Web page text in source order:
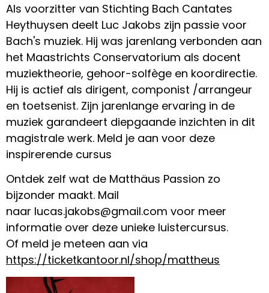
Als voorzitter van Stichting Bach Cantates
Heythuysen deelt Luc Jakobs zijn passie voor
Bach's muziek. Hij was jarenlang verbonden aan
het Maastrichts Conservatorium als docent
muziektheorie, gehoor-solfège en koordirectie.
Hij is actief als dirigent, componist /arrangeur
en toetsenist. Zijn jarenlange ervaring in de
muziek garandeert diepgaande inzichten in dit
magistrale werk. Meld je aan voor deze
inspirerende cursus
Ontdek zelf wat de Matthäus Passion zo
bijzonder maakt. Mail
naar lucas.jakobs@gmail.com voor meer
informatie over deze unieke luistercursus.
Of meld je meteen aan via
https://ticketkantoor.nl/shop/mattheus